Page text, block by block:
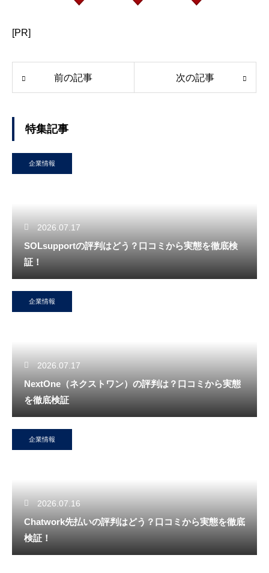
[PR]
前の記事 次の記事
特集記事
企業情報
2026.07.17
SOLsupportの評判はどう？口コミから実態を徹底検
証！
企業情報
2026.07.17
NextOne（ネクストワン）の評判は？口コミから実態
を徹底検証
企業情報
2026.07.16
Chatwork先払いの評判はどう？口コミから実態を徹底
検証！